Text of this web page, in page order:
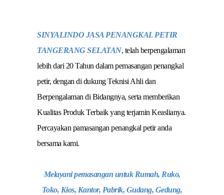
SINYALINDO JASA PENANGKAL PETIR
TANGERANG SELATAN, telah berpengalaman
lebih dari 20 Tahun dalam pemasangan penangkal
petir, dengan di dukung Teknisi Ahli dan
Berpengalaman di Bidangnya, serta memberikan
Kualitas Produk Terbaik yang terjamin Keaslianya.
Percayakan pamasangan penangkal petir anda
bersama kami.
Melayani pemasangan untuk Rumah, Ruko,
Toko, Kios, Kantor, Pabrik, Gudang, Gedung,